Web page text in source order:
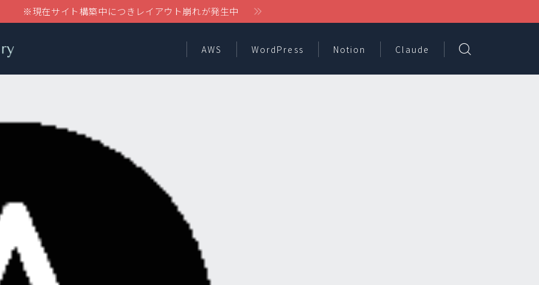
※現在サイト構築中につきレイアウト崩れが発生中
AWS WordPress Notion Claude